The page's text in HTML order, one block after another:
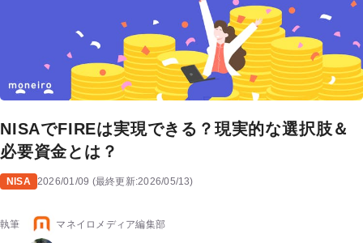
NISAでFIREは実現できる？現実的な選択肢＆
必要資金とは？
NISA 2026/01/09 (最終更新:2026/05/13)
執筆 マネイロメディア編集部